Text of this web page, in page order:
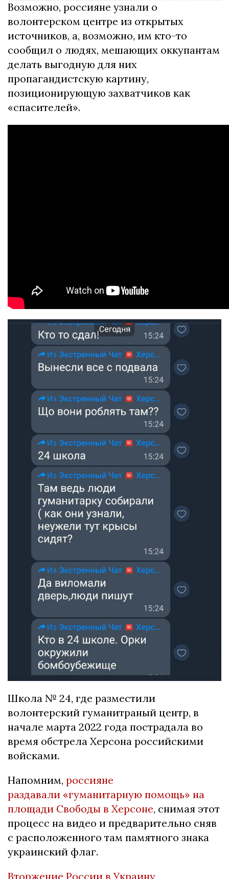
Возможно, россияне узнали о
волонтерском центре из открытых
источников, а, возможно, им кто-то
сообщил о людях, мешающих оккупантам
делать выгодную для них
пропагандистскую картину,
позиционирующую захватчиков как
«спасителей».
Школа № 24, где разместили
волонтерский гуманитраный центр, в
начале марта 2022 года пострадала во
время обстрела Херсона российскими
войсками.
Напомним, россияне
раздавали «гуманитарную помощь» на
площади Свободы в Херсоне, снимая этот
процесс на видео и предварительно сняв
с расположенного там памятного знака
украинский флаг.
Вторжение России в Украину